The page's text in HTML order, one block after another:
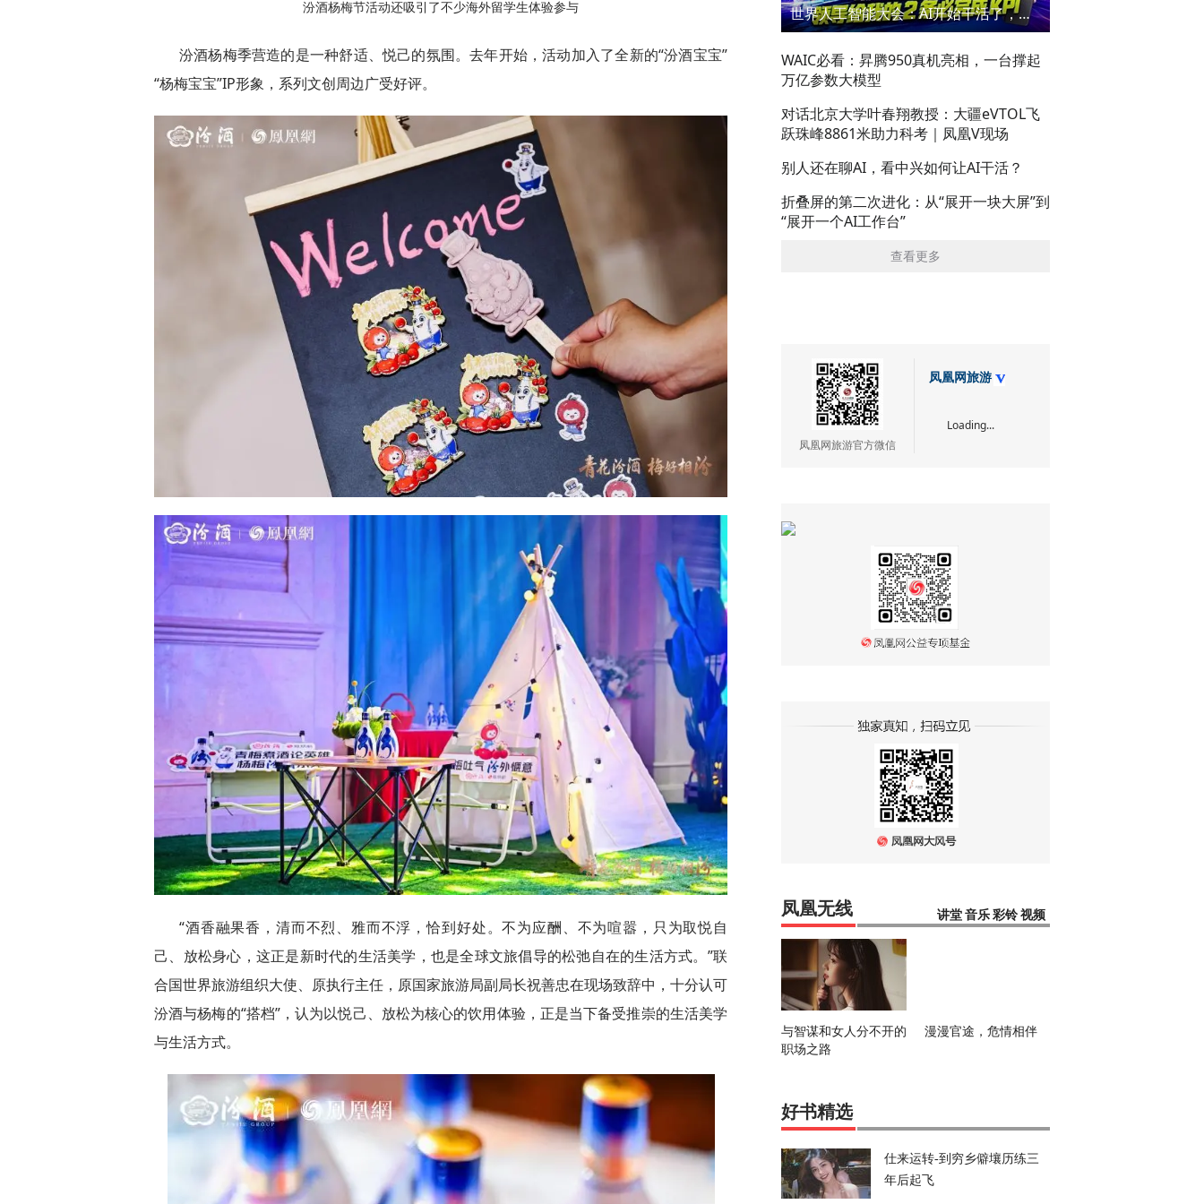
汾酒杨梅节活动还吸引了不少海外留学生体验参与
汾酒杨梅季营造的是一种舒适、悦己的氛围。去年开始，活动加入了全新的“汾酒宝宝”
“杨梅宝宝”IP形象，系列文创周边广受好评。
“酒香融果香，清而不烈、雅而不浮，恰到好处。不为应酬、不为喧嚣，只为取悦自
己、放松身心，这正是新时代的生活美学，也是全球文旅倡导的松弛自在的生活方式。”联
合国世界旅游组织大使、原执行主任，原国家旅游局副局长祝善忠在现场致辞中，十分认可
汾酒与杨梅的“搭档”，认为以悦己、放松为核心的饮用体验，正是当下备受推崇的生活美学
与生活方式。
世界人工智能大会：AI开始干活了，但到底干的怎么样？萌新闯WAIC
WAIC必看：昇腾950真机亮相，一台撑起
万亿参数大模型
对话北京大学叶春翔教授：大疆eVTOL飞
跃珠峰8861米助力科考｜凤凰V现场
别人还在聊AI，看中兴如何让AI干活？
折叠屏的第二次进化：从“展开一块大屏”到
“展开一个AI工作台”
查看更多
凤凰网旅游官方微信
凤凰网旅游
Loading...
讲堂 音乐 彩铃 视频
凤凰无线
与智谋和女人分不开的
职场之路
漫漫官途，危情相伴
好书精选
仕来运转-到穷乡僻壤历练三
年后起飞